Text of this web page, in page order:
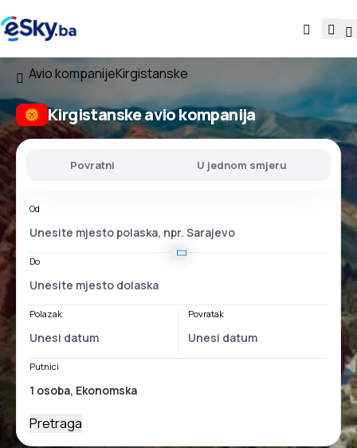
Avio kompanijeKirgistanske
Kirgistanske avio kompanija
Povratni U jednom smjeru
Od
Do
Polazak Povratak
Putnici
Pretraga